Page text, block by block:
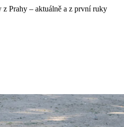
z Prahy – aktuálně a z první ruky